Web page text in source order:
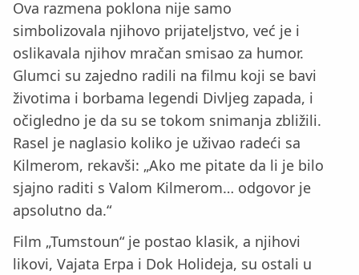
Ova razmena poklona nije samo
simbolizovala njihovo prijateljstvo, već je i
oslikavala njihov mračan smisao za humor.
Glumci su zajedno radili na filmu koji se bavi
životima i borbama legendi Divljeg zapada, i
očigledno je da su se tokom snimanja zbližili.
Rasel je naglasio koliko je uživao radeći sa
Kilmerom, rekavši: „Ako me pitate da li je bilo
sjajno raditi s Valom Kilmerom… odgovor je
apsolutno da.“
Film „Tumstoun“ je postao klasik, a njihovi
likovi, Vajata Erpa i Dok Holideja, su ostali u